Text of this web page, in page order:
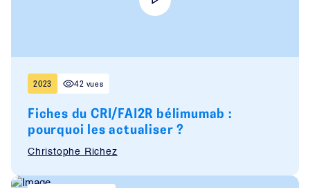
2023 42 vues
Fiches du CRI/FAI2R bélimumab :
pourquoi les actualiser ?
Christophe Richez